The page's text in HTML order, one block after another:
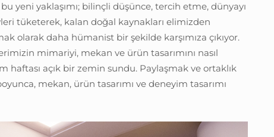
yeni yaklaşımı; bilinçli düşünce, tercih etme, dünyayı
tüketerek, kalan doğal kaynakları elimizden
olarak daha hümanist bir şekilde karşımıza çıkıyor.
mimariyi, mekan ve ürün tasarımını nasıl
haftası açık bir zemin sundu. Paylaşmak ve ortaklık
mekan, ürün tasarımı ve deneyim tasarımı